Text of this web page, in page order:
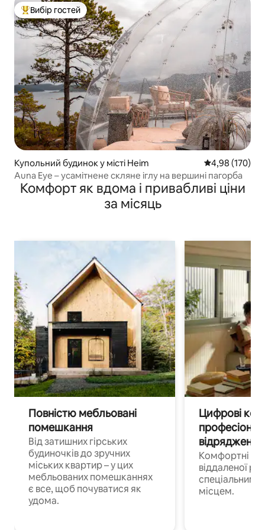
Топ вибір гостей
Вибір гостей
Купольний будинок у місті Heim Середня
4,98 (170)
Auna Eye – усамітнене скляне іглу на вершині пагорба
Комфорт як вдома і привабливі ціни
за місяць
Повністю мебльовані
помешкання
Від затишних гірських
будиночків до зручних
міських квартир – у цих
мебльованих помешканнях
є все, щоб почуватися як
удома.
Цифрові
Комфортні
віддаленої
спеціальним
місцем.